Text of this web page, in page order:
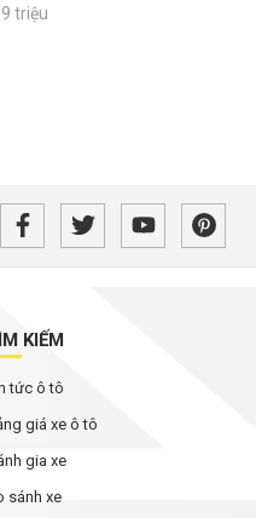
triệu
KIẾM
tức ô tô
giá xe ô tô
gia xe
sánh xe